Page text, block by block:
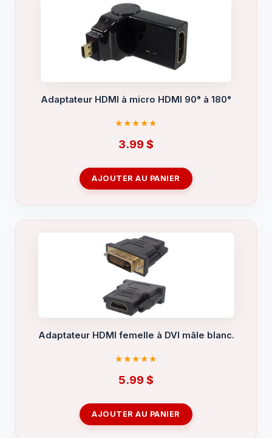
Adaptateur HDMI à micro HDMI 90° à 180°
3.99 $
AJOUTER AU PANIER
Adaptateur HDMI femelle à DVI mâle blanc.
5.99 $
AJOUTER AU PANIER